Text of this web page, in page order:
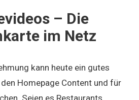
– Die
im Netz
kann heute ein gutes
Homepage Content und für
Seien es Restaurants,